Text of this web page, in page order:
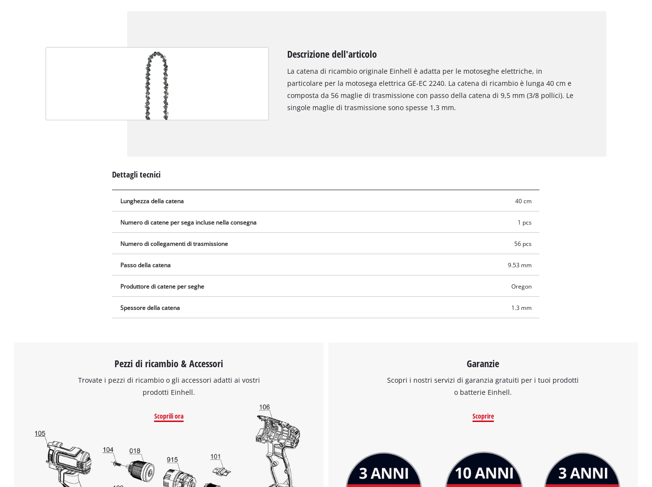
Abbiamo bisogno del vostro consenso
This content is not permitted to load due
to trackers that are not disclosed to the
visitor. The website owner needs to setup
the site with their CMP to add this content
to the list of technologies used.
Powered by
Usercentrics Consent
Management Platform
Descrizione dell'articolo
La catena di ricambio originale Einhell è adatta per le motoseghe elettriche, in
particolare per la motosega elettrica GE-EC 2240. La catena di ricambio è lunga 40 cm e
composta da 56 maglie di trasmissione con passo della catena di 9,5 mm (3/8 pollici). Le
singole maglie di trasmissione sono spesse 1,3 mm.
Dettagli tecnici
Lunghezza della catena 40 cm
Numero di catene per sega incluse nella consegna 1 pcs
Numero di collegamenti di trasmissione 56 pcs
Passo della catena 9.53 mm
Produttore di catene per seghe Oregon
Spessore della catena 1.3 mm
Pezzi di ricambio & Accessori
Trovate i pezzi di ricambio o gli accessori adatti ai vostri
prodotti Einhell.
Scoprili ora
Garanzie
Scopri i nostri servizi di garanzia gratuiti per i tuoi prodotti
o batterie Einhell.
Scoprire